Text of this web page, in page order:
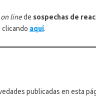
on linede sospechas de
clicando aquí.
publicadas en esta